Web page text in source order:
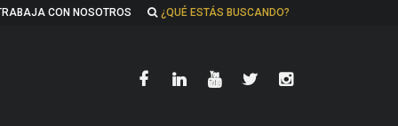
CON NOSOTROS ¿QUÉ ESTÁS BUSCANDO?